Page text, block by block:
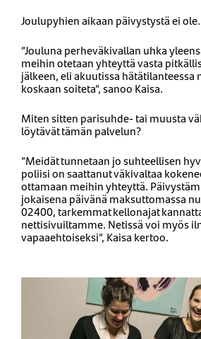
Joulupyhien aikaan päivystystä ei ole.
”Jouluna perheväkivallan uhka
meihin otetaan yhteyttä vasta
jälkeen, eli akuutissa hätätilanteessa
koskaan soiteta”, sanoo Kaisa.
Miten sitten parisuhde- tai muusta
löytävät tämän palvelun?
”Meidät tunnetaan jo suhteellisen
poliisi on saattanut väkivaltaa
ottamaan meihin yhteyttä.
jokaisena päivänä maksuttomassa
02400, tarkemmat kellonajat
nettisivuiltamme. Netissä voi myös
vapaaehtoiseksi”, Kaisa kertoo.